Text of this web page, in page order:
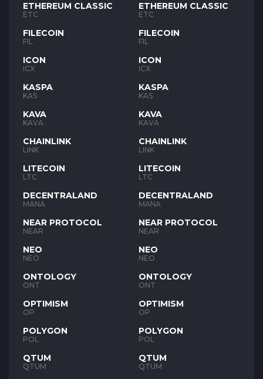
ETHEREUM CLASSIC
ETC
FILECOIN
FIL
ICON
ICX
KASPA
KAS
KAVA
KAVA
CHAINLINK
LINK
LITECOIN
LTC
DECENTRALAND
MANA
NEAR PROTOCOL
NEAR
NEO
NEO
ONTOLOGY
ONT
OPTIMISM
OP
POLYGON
POL
QTUM
QTUM
ETHEREUM CLASSIC
ETC
FILECOIN
FIL
ICON
ICX
KASPA
KAS
KAVA
KAVA
CHAINLINK
LINK
LITECOIN
LTC
DECENTRALAND
MANA
NEAR PROTOCOL
NEAR
NEO
NEO
ONTOLOGY
ONT
OPTIMISM
OP
POLYGON
POL
QTUM
QTUM